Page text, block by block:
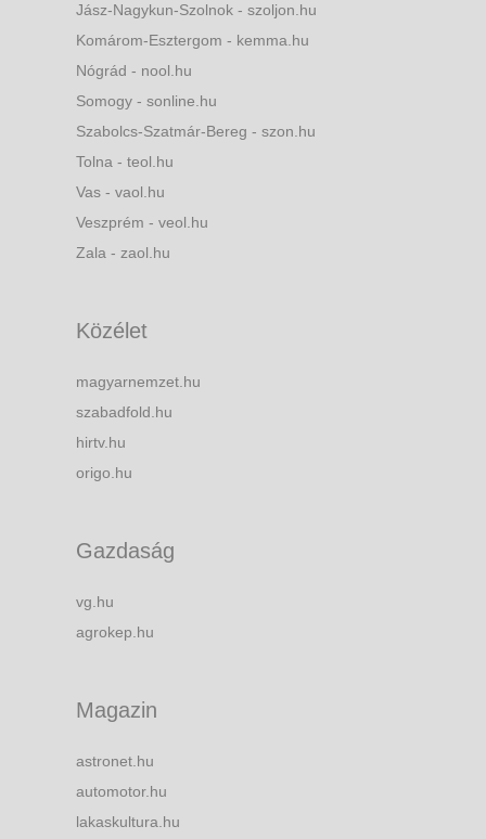
Jász-Nagykun-Szolnok - szoljon.hu
Komárom-Esztergom - kemma.hu
Nógrád - nool.hu
Somogy - sonline.hu
Szabolcs-Szatmár-Bereg - szon.hu
Tolna - teol.hu
Vas - vaol.hu
Veszprém - veol.hu
Zala - zaol.hu
Közélet
magyarnemzet.hu
szabadfold.hu
hirtv.hu
origo.hu
Gazdaság
vg.hu
agrokep.hu
Magazin
astronet.hu
automotor.hu
lakaskultura.hu